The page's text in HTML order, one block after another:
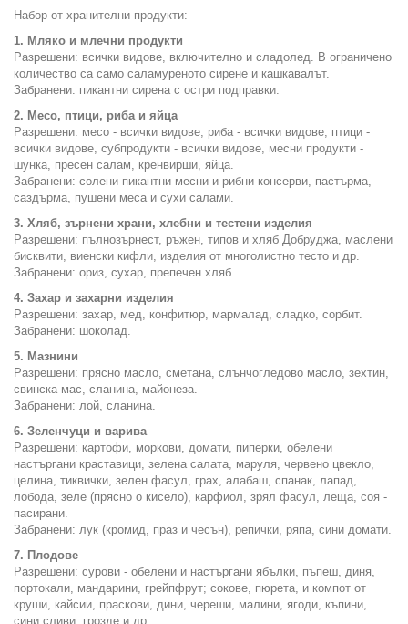
Набор от хранителни продукти:
1. Мляко и млечни продукти
Разрешени: всички видове, включително и сладолед. В ограничено
количество са само саламуреното сирене и кашкавалът.
Забранени: пикантни сирена с остри подправки.
2. Месо, птици, риба и яйца
Разрешени: месо - всички видове, риба - всички видове, птици -
всички видове, субпродукти - всички видове, месни продукти -
шунка, пресен салам, кренвирши, яйца.
Забранени: солени пикантни месни и рибни консерви, пастърма,
саздърма, пушени меса и сухи салами.
3. Хляб, зърнени храни, хлебни и тестени изделия
Разрешени: пълнозърнест, ръжен, типов и хляб Добруджа, маслени
бисквити, виенски кифли, изделия от многолистно тесто и др.
Забранени: ориз, сухар, препечен хляб.
4. Захар и захарни изделия
Разрешени: захар, мед, конфитюр, мармалад, сладко, сорбит.
Забранени: шоколад.
5. Мазнини
Разрешени: прясно масло, сметана, слънчогледово масло, зехтин,
свинска мас, сланина, майонеза.
Забранени: лой, сланина.
6. Зеленчуци и варива
Разрешени: картофи, моркови, домати, пиперки, обелени
настъргани краставици, зелена салата, маруля, червено цвекло,
целина, тиквички, зелен фасул, грах, алабаш, спанак, лапад,
лобода, зеле (прясно о кисело), карфиол, зрял фасул, леща, соя -
пасирани.
Забранени: лук (кромид, праз и чесън), репички, ряпа, сини домати.
7. Плодове
Разрешени: сурови - обелени и настъргани ябълки, пъпеш, диня,
портокали, мандарини, грейпфрут; сокове, пюрета, и компот от
круши, кайсии, праскови, дини, череши, малини, ягоди, къпини,
сини сливи, грозде и др.